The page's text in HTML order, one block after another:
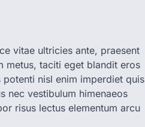
vitae ultricies ante, praesent
metus, taciti eget blandit eros
nisl enim imperdiet quis
nec vestibulum himenaeos
risus lectus elementum arcu